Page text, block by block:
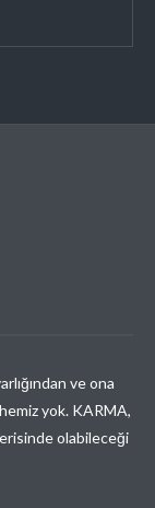
ve ona
yok. KARMA,
olabileceği